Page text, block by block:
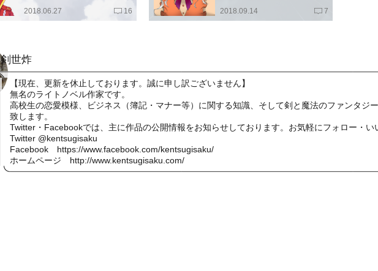
2018.06.27 16 2018.09.14 7
剣世炸
【現在、更新を休止しております。誠に申し訳ございません】
無名のライトノベル作家です。
高校生の恋愛模様、ビジネス（簿記・マナー等）に関する知識、そして剣と魔法のファンタジ
致します。
Twitter・Facebookでは、主に作品の公開情報をお知らせしております。お気軽にフォロー・い
Twitter @kentsugisaku
Facebook https://www.facebook.com/kentsugisaku/
ホームページ http://www.kentsugisaku.com/